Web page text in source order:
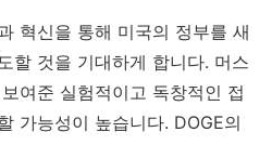
혁신을 통해 미국의 정부를 새
할 것을 기대하게 합니다. 머스
여준 실험적이고 독창적인 접
가능성이 높습니다. DOGE의